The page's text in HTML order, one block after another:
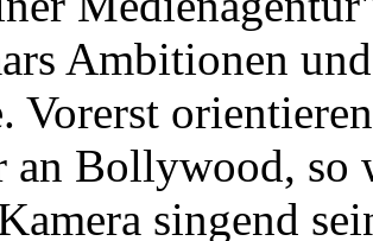
Ambitionen
Vorerst
an Bollywood, so
singend